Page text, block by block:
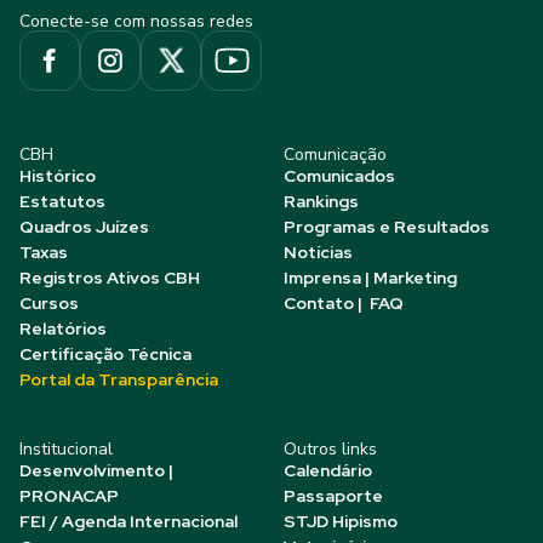
Conecte-se com nossas redes
CBH
Histórico
Estatutos
Quadros Juízes
Taxas
Registros Ativos CBH
Cursos
Relatórios
Certificação Técnica
Portal da Transparência
Comunicação
Comunicados
Rankings
Programas e Resultados
Notícias
Imprensa | Marketing
Contato | FAQ
Institucional
Desenvolvimento |
PRONACAP
FEI / Agenda Internacional
Outros links
Calendário
Passaporte
STJD Hipismo